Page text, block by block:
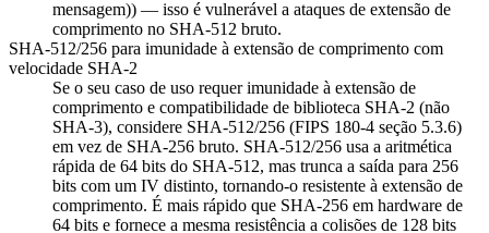
mensagem)) — isso é vulnerável a ataques de extensão de
comprimento no SHA-512 bruto.
SHA-512/256 para imunidade à extensão de comprimento com
velocidade SHA-2
Se o seu caso de uso requer imunidade à extensão de
comprimento e compatibilidade de biblioteca SHA-2 (não
SHA-3), considere SHA-512/256 (FIPS 180-4 seção 5.3.6)
em vez de SHA-256 bruto. SHA-512/256 usa a aritmética
rápida de 64 bits do SHA-512, mas trunca a saída para 256
bits com um IV distinto, tornando-o resistente à extensão de
comprimento. É mais rápido que SHA-256 em hardware de
64 bits e fornece a mesma resistência a colisões de 128 bits